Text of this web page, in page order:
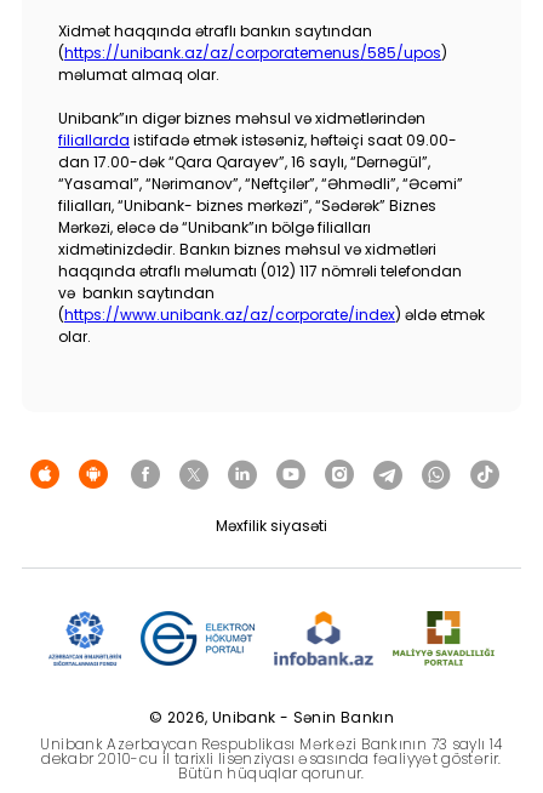
Xidmət haqqında ətraflı bankın saytından
(https://unibank.az/az/corporatemenus/585/upos)
məlumat almaq olar.
Unibank”ın digər biznes məhsul və xidmətlərindən
filiallarda istifadə etmək istəsəniz, həftəiçi saat 09.00-
dan 17.00-dək “Qara Qarayev”, 16 saylı, “Dərnəgül”,
“Yasamal”, “Nərimanov”, “Neftçilər”, “Əhmədli”, “Əcəmi”
filialları, “Unibank- biznes mərkəzi”, “Sədərək” Biznes
Mərkəzi, eləcə də “Unibank”ın bölgə filialları
xidmətinizdədir. Bankın biznes məhsul və xidmətləri
haqqında ətraflı məlumatı (012) 117 nömrəli telefondan
və bankın saytından
(https://www.unibank.az/az/corporate/index) əldə etmək
olar.
Məxfilik siyasəti
© 2026, Unibank - Sənin Bankın
Unibank Azərbaycan Respublikası Mərkəzi Bankının 73 saylı 14
dekabr 2010-cu il tarixli lisenziyası əsasında fəaliyyət göstərir.
Bütün hüquqlar qorunur.